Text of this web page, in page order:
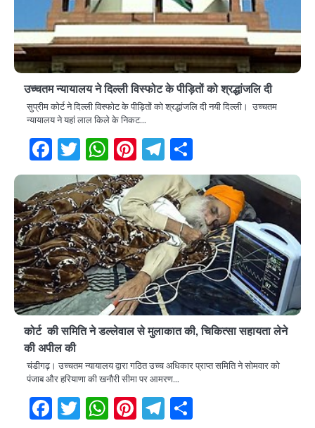
उच्चतम न्यायालय ने दिल्ली विस्फोट के पीड़ितों को श्रद्धांजलि दी
सुप्रीम कोर्ट ने दिल्ली विस्फोट के पीड़ितों को श्रद्धांजलि दी नयी दिल्ली। उच्चतम
न्यायालय ने यहां लाल किले के निकट…
Facebook
Twitter
WhatsApp
Pinterest
Telegram
कोर्ट की समिति ने डल्लेवाल से मुलाकात की, चिकित्सा सहायता लेने
की अपील की
चंडीगढ़। उच्चतम न्यायालय द्वारा गठित उच्च अधिकार प्राप्त समिति ने सोमवार को
पंजाब और हरियाणा की खनौरी सीमा पर आमरण…
Facebook
Twitter
WhatsApp
Pinterest
Telegram